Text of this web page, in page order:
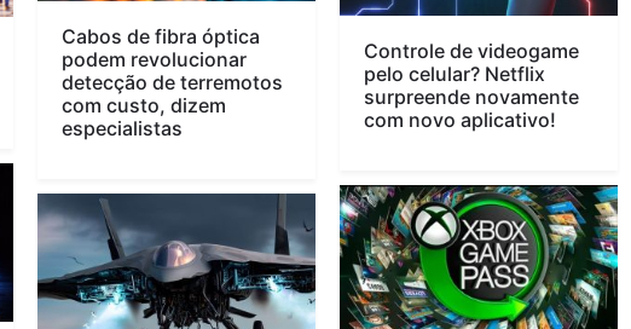
Cabos de fibra óptica
podem revolucionar
detecção de terremotos
com custo, dizem
especialistas
Controle de videogame
pelo celular? Netflix
surpreende novamente
com novo aplicativo!